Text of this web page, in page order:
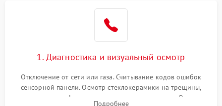
1. Диагностика и визуальный осмотр
Отключение от сети или газа. Считывание кодов ошибок
сенсорной панели. Осмотр стеклокерамики на трещины,
проверка конфорок на равномерность нагрева. Опрос
Подробнее